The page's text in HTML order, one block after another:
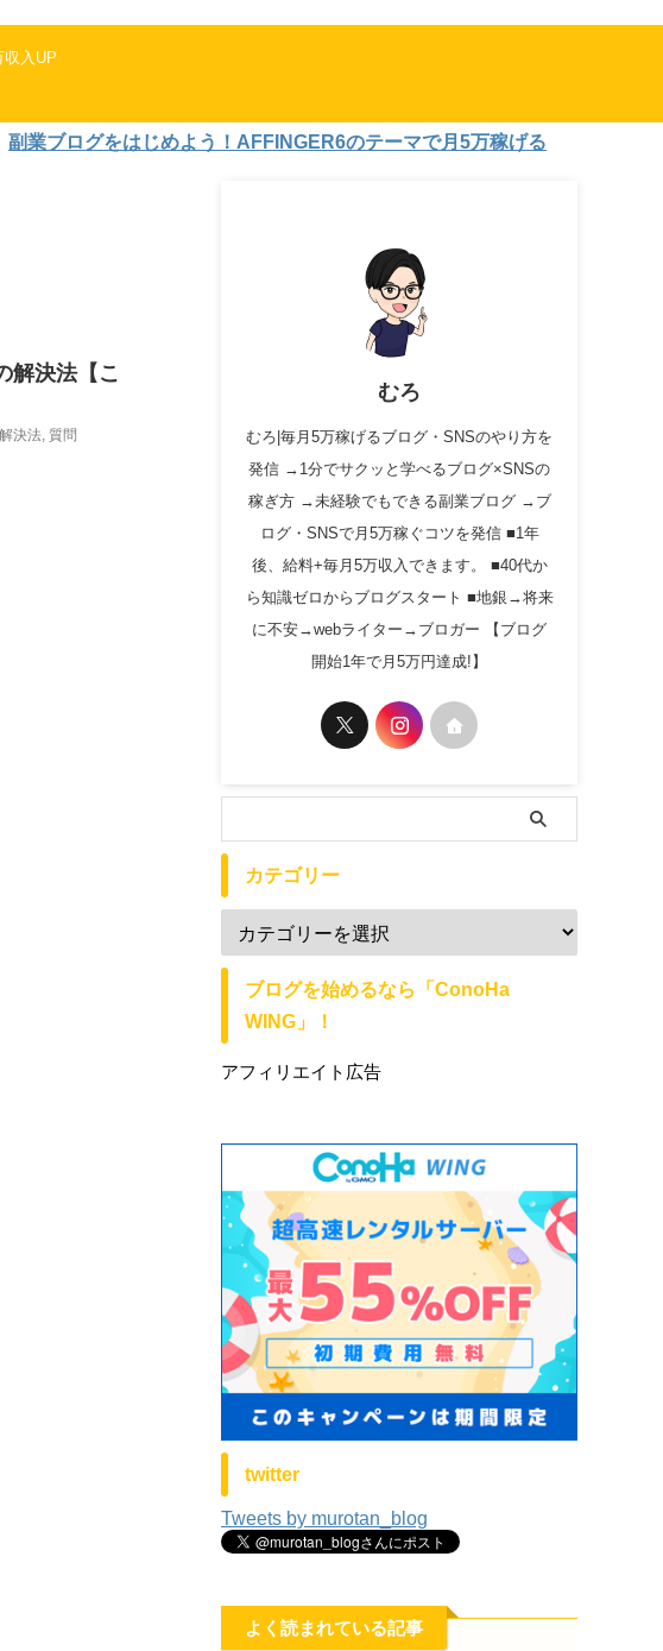
収入UP
ブログをはじめよう！AFFINGER6のテーマで月5万稼げる
解決法【こ
解決法, 質問
むろ
むろ|毎月5万稼げるブログ・SNSのやり方を
発信 →1分でサクッと学べるブログ×SNSの
稼ぎ方 →未経験でもできる副業ブログ →ブ
ログ・SNSで月5万稼ぐコツを発信 ■1年
後、給料+毎月5万収入できます。 ■40代か
ら知識ゼロからブログスタート ■地銀→将来
に不安→webライター→ブロガー 【ブログ
開始1年で月5万円達成!】
カテゴリー
ブログを始めるなら「ConoHa
WING」！
アフィリエイト広告
twitter
Tweets by murotan_blog
よく読まれている記事